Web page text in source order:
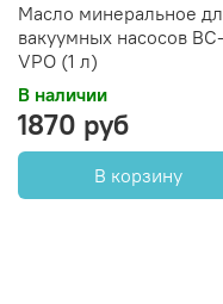
Масло минеральное
вакуумных насосов ВС-
VPO (1 л)
В наличии
1870 руб
В корзину